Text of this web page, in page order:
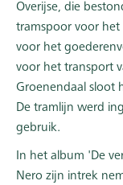
Overijse, die
tramspoor voor het
voor het
voor het transport
Groenendaal sloot
De tramlijn werd
gebruik.
In het album 'De
Nero zijn intrek